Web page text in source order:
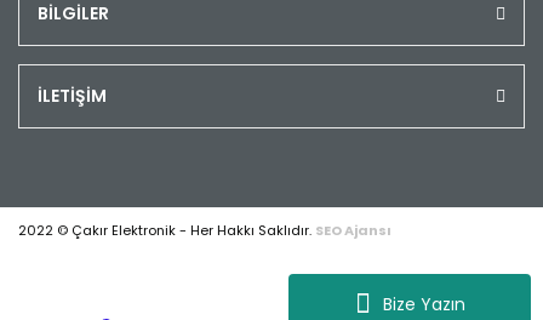
Bize Yazın
BİLGİLER
İLETİŞİM
2022 © Çakır Elektronik - Her Hakkı Saklıdır. SEO Ajansı